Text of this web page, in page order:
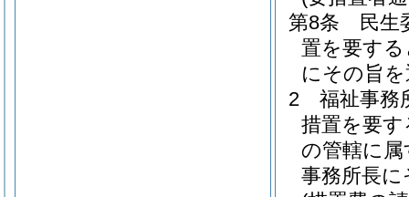
第8条
民生
置を要す
にその旨
2
福祉事務
措置を要
の管轄に
事務所長